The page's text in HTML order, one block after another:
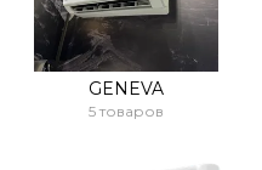
GENEVA
5 товаров